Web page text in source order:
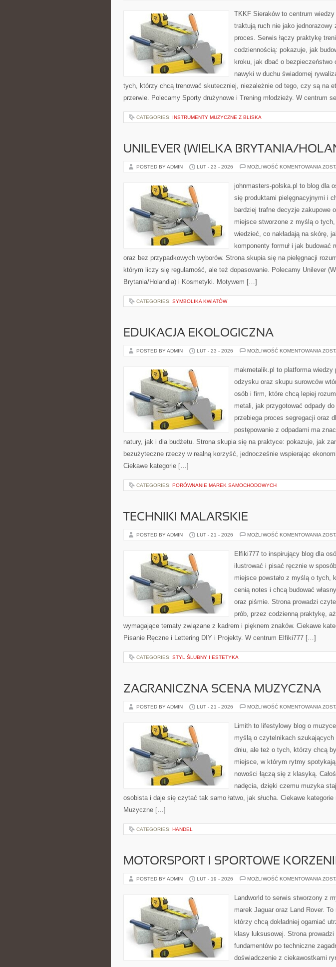
TKKF Sieraków to centrum
traktują ruch nie jako jednorazowy
proces. Serwis łączy praktykę
codziennością: pokazuje, jak
kroku, jak dbać o bezpieczeństwo
nawyki w duchu świadomej
tych, którzy chcą trenować skuteczniej, niezależnie od tego, czy są na
przerwie. Polecamy Sporty drużynowe i Trening młodzieży. W centrum
CATEGORIES: INSTRUMENTY MUZYCZNE Z BLISKA
UNILEVER (WIELKA BRYTANIA/
POSTED BY ADMIN LUT - 23 - 2026 MOŻLIWOŚĆ KOMENTOWANIA
johnmasters-polska.pl to blog dla
się produktami pielęgnacyjnymi i
bardziej trafne decyzje zakupowe
miejsce stworzone z myślą o
wiedzieć, co nakładają na skórę,
komponenty formuł i jak budować
oraz bez przypadkowych wyborów. Strona skupia się na pielęgnacji
którym liczy się regularność, ale też dopasowanie. Polecamy Unilever
Brytania/Holandia) i Kosmetyki. Motywem […]
CATEGORIES: SYMBOLIKA KWIATÓW
EDUKACJA EKOLOGICZNA
POSTED BY ADMIN LUT - 23 - 2026 MOŻLIWOŚĆ KOMENTOWANIA
makmetalik.pl to platforma wiedzy
odzysku oraz skupu surowców
osób i firm, które chcą lepiej
metali, jak przygotować odpady
przebiega proces segregacji oraz
postępowanie z odpadami ma
natury, jak i dla budżetu. Strona skupia się na praktyce: pokazuje, jak
bezużyteczne rzeczy w realną korzyść, jednocześnie wspierając
Ciekawe kategorie […]
CATEGORIES: PORÓWNANIE MAREK SAMOCHODOWYCH
TECHNIKI MALARSKIE
POSTED BY ADMIN LUT - 21 - 2026 MOŻLIWOŚĆ KOMENTOWANIA
Elfiki777 to inspirujący blog dla
ilustrować i pisać ręcznie w
miejsce powstało z myślą o tych,
cenią notes i chcą budować
oraz piśmie. Strona prowadzi
prób, przez codzienną praktykę,
wymagające tematy związane z kadrem i pięknem znaków. Ciekawe
Pisanie Ręczne i Lettering DIY i Projekty. W centrum Elfiki777 […]
CATEGORIES: STYL ŚLUBNY I ESTETYKA
ZAGRANICZNA SCENA MUZYCZNA
POSTED BY ADMIN LUT - 21 - 2026 MOŻLIWOŚĆ KOMENTOWANIA
Limith to lifestylowy blog o
myślą o czytelnikach szukających
dniu, ale też o tych, którzy chcą
miejsce, w którym rytmy
nowości łączą się z klasyką.
nadęcia, dzięki czemu muzyka
osobista i daje się czytać tak samo łatwo, jak słucha. Ciekawe
Muzyczne […]
CATEGORIES: HANDEL
MOTORSPORT I SPORTOWE
POSTED BY ADMIN LUT - 19 - 2026 MOŻLIWOŚĆ KOMENTOWANIA
Landworld to serwis stworzony z
marek Jaguar oraz Land Rover.
którzy chcą dokładniej ogarniać
klasy luksusowej. Strona
fundamentów po techniczne
doświadczenie z ciekawostkami